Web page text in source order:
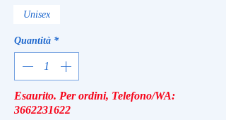
Unisex
Quantità *
Esaurito. Per ordini, Telefono/WA:
3662231622